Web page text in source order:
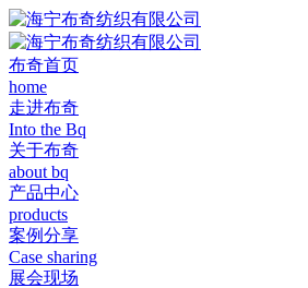
布奇首页
home
走进布奇
Into the Bq
关于布奇
about bq
产品中心
products
案例分享
Case sharing
展会现场